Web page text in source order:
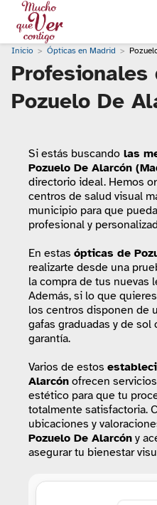
Inicio Ópticas en Madrid
Pozuelo De
Si estás buscando las
Pozuelo De Alarcón
directorio ideal. Hemos
centros de salud visual
municipio para que
profesional y
En estas ópticas de
realizarte desde una
la compra de tus nuevas
Además, si lo que
los centros disponen de
gafas graduadas y de
garantía.
Varios de estos
Alarcón ofrecen
estético para que tu
totalmente satisfactoria.
ubicaciones y
Pozuelo De Alarcón y
asegurar tu bienestar